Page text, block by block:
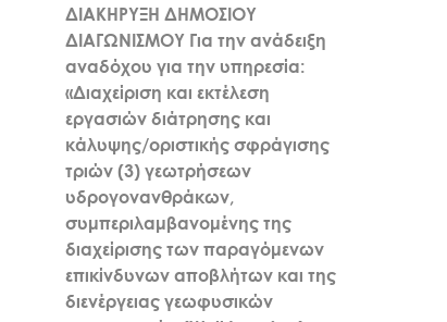
ΔΙΑΚΗΡΥΞΗ ΔΗΜΟΣΙΟΥ
ΔΙΑΓΩΝΙΣΜΟΥ Για την ανάδειξη
αναδόχου για την υπηρεσία:
«Διαχείριση και εκτέλεση
εργασιών διάτρησης και
κάλυψης/οριστικής σφράγισης
τριών (3) γεωτρήσεων
υδρογονανθράκων,
συμπεριλαμβανομένης της
διαχείρισης των παραγόμενων
επικίνδυνων αποβλήτων και της
διενέργειας γεωφυσικών